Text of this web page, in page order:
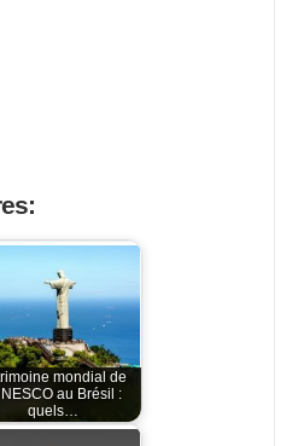
mondial de
au Brésil :
quels…